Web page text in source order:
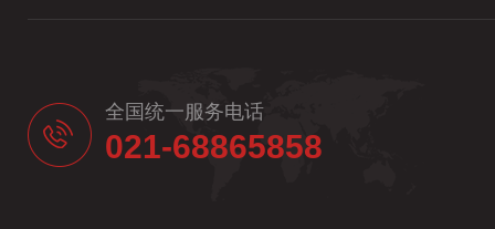
全国统一服务电话
021-68865858